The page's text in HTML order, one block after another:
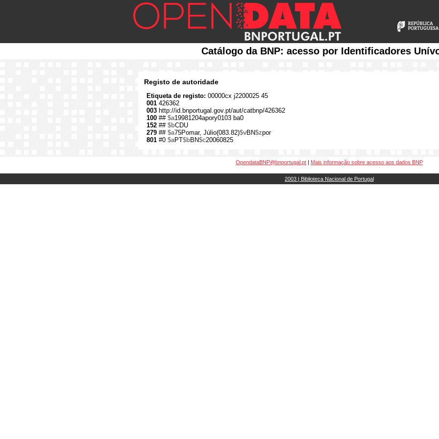
Catálogo da BNP: acesso por Identificadores
Registo de autoridade
Etiqueta de registo: 00000cx j2200025 45
001 426362
003 http://id.bnportugal.gov.pt/aut/catbnp/426362
100 ## $a19981204apory0103 ba0
152 ## $bCDU
279 ## $a75Pomar, Júlio(083.82)$vBN$zpor
801 #0 $aPT$bBN$c20060825
OpendataBNP@bnportugal.pt | Mais informação sobre acesso aos dados BNP
2003 | Biblioteca Nacional de Portugal